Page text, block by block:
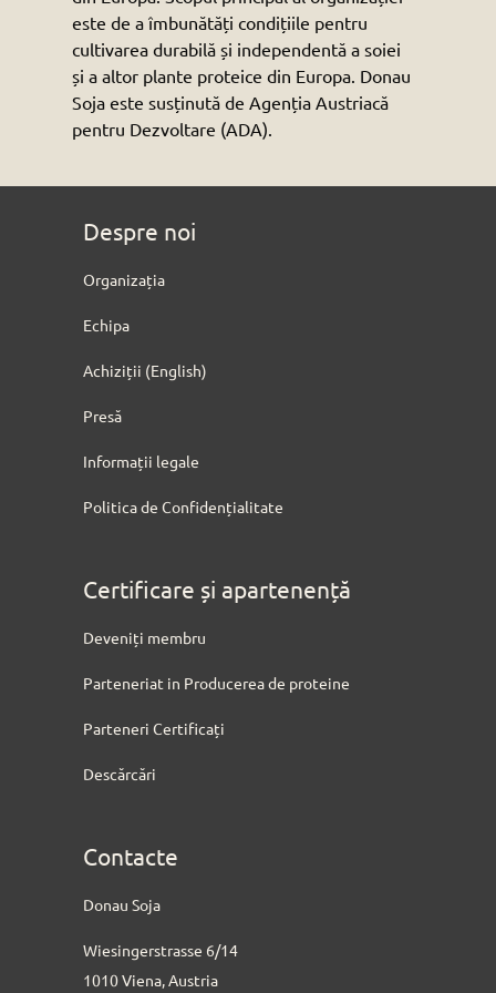
este de a îmbunătăți condițiile pentru
cultivarea durabilă și independentă a soiei
și a altor plante proteice din Europa. Donau
Soja este susținută de Agenția Austriacă
pentru Dezvoltare (ADA).
Despre noi
Organizația
Echipa
Achiziții (English)
Presă
Informații legale
Politica de Confidențialitate
Certificare și apartenență
Deveniți membru
Parteneriat in Producerea de proteine
Parteneri Certificați
Descărcări
Contacte
Donau Soja
Wiesingerstrasse 6/14
1010 Viena, Austria